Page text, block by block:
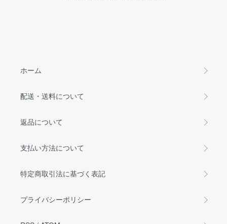
ホーム
配送・送料について
返品について
支払い方法について
特定商取引法に基づく表記
プライバシーポリシー